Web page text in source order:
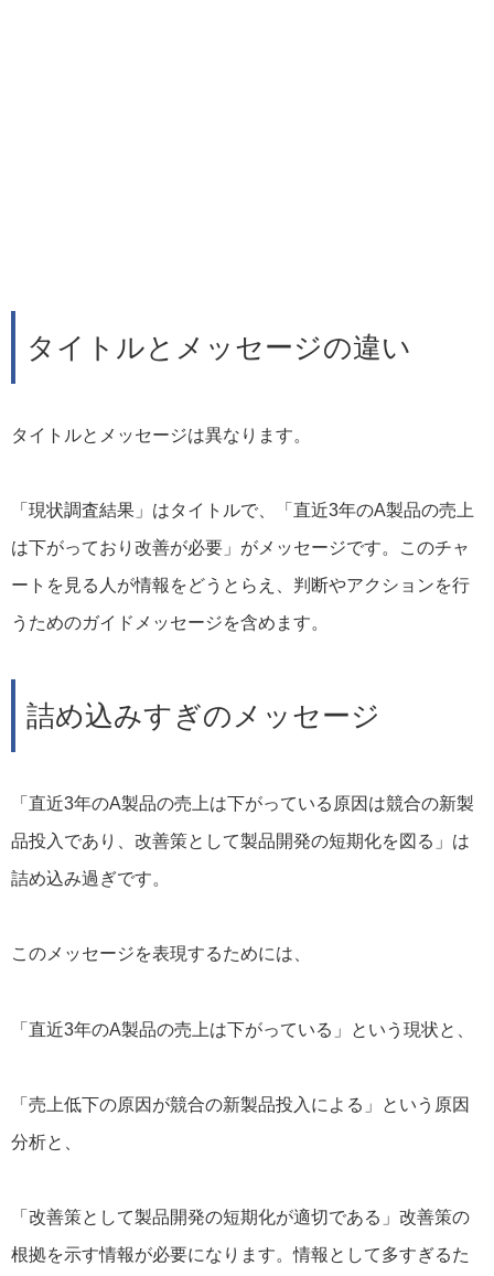
タイトルとメッセージの違い
タイトルとメッセージは異なります。
「現状調査結果」はタイトルで、「直近3年のA製品の売上
は下がっており改善が必要」がメッセージです。このチャ
ートを見る人が情報をどうとらえ、判断やアクションを行
うためのガイドメッセージを含めます。
詰め込みすぎのメッセージ
「直近3年のA製品の売上は下がっている原因は競合の新製
品投入であり、改善策として製品開発の短期化を図る」は
詰め込み過ぎです。
このメッセージを表現するためには、
「直近3年のA製品の売上は下がっている」という現状と、
「売上低下の原因が競合の新製品投入による」という原因
分析と、
「改善策として製品開発の短期化が適切である」改善策の
根拠を示す情報が必要になります。情報として多すぎるた